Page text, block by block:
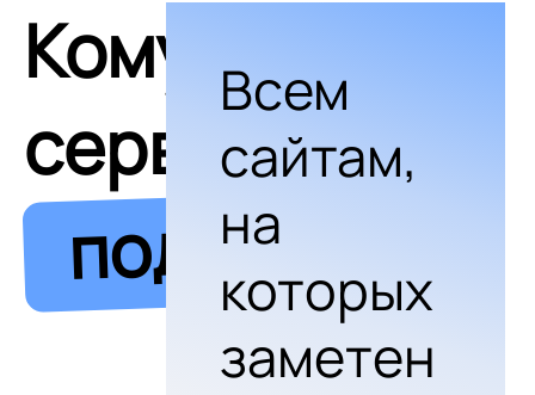
Кому
сервис
подходит
Всем
сайтам,
на
которых
заметен